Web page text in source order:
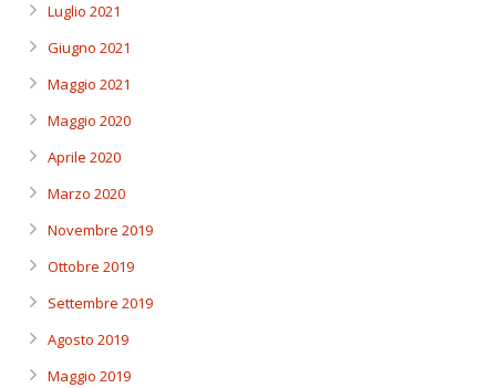
Luglio 2021
Giugno 2021
Maggio 2021
Maggio 2020
Aprile 2020
Marzo 2020
Novembre 2019
Ottobre 2019
Settembre 2019
Agosto 2019
Maggio 2019